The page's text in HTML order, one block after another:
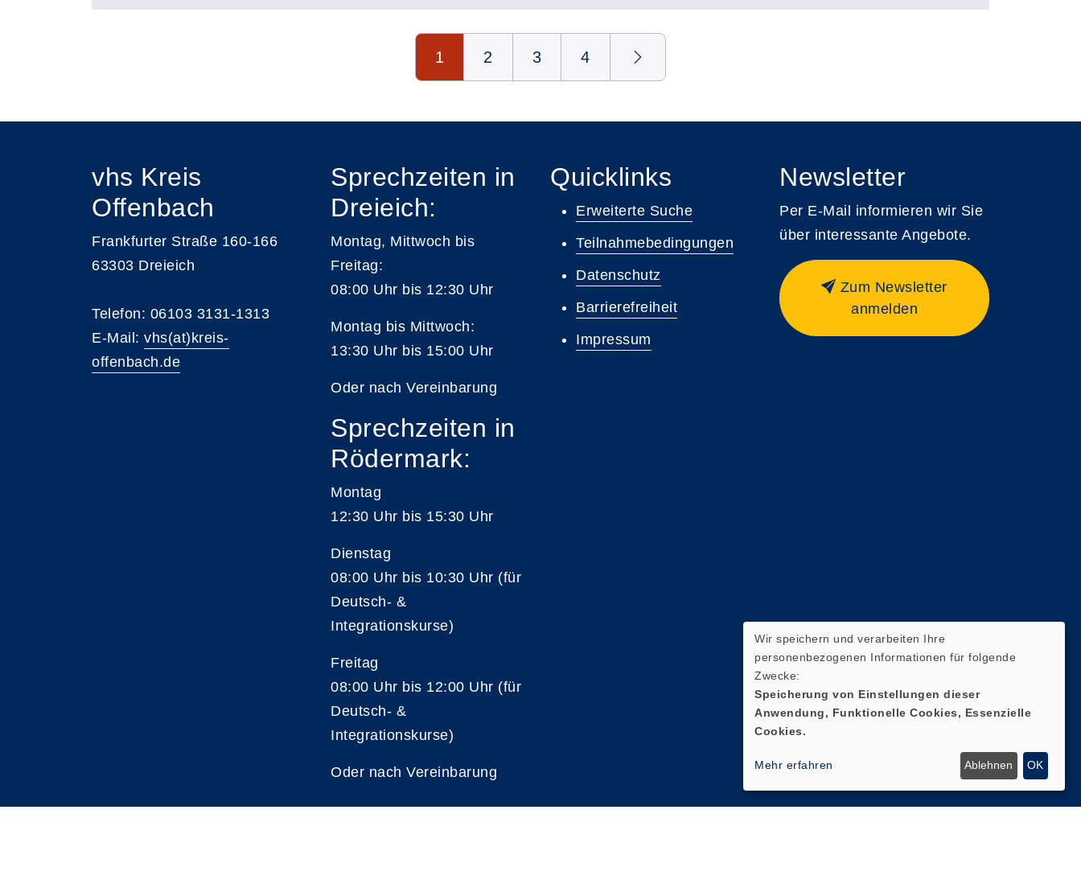
1 2 3 4
vhs Kreis
Offenbach
Frankfurter Straße 160-166
63303 Dreieich
Telefon: 06103 3131-1313
E-Mail: vhs(at)kreis-
offenbach.de
Sprechzeiten in
Dreieich:
Montag, Mittwoch bis
Freitag:
08:00 Uhr bis 12:30 Uhr
Montag bis Mittwoch:
13:30 Uhr bis 15:00 Uhr
Oder nach Vereinbarung
Sprechzeiten in
Rödermark:
Montag
12:30 Uhr bis 15:30 Uhr
Dienstag
08:00 Uhr bis 10:30 Uhr (für
Deutsch- &
Integrationskurse)
Freitag
08:00 Uhr bis 12:00 Uhr (für
Deutsch- &
Integrationskurse)
Oder nach Vereinbarung
Quicklinks
Erweiterte Suche
Teilnahmebedingungen
Datenschutz
Barrierefreiheit
Impressum
Newsletter
Per E-Mail informieren wir Sie
über interessante Angebote.
Zum Newsletter
anmelden
Wir speichern und verarbeiten Ihre
personenbezogenen Informationen für folgende
Zwecke:
Speicherung von Einstellungen dieser
Anwendung, Funktionelle Cookies, Essenzielle
Cookies.
Mehr erfahren Ablehnen OK